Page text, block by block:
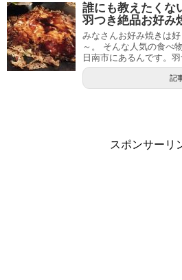
誰にも教えたくな
羽つき絶品お好み
みなさんお好み焼きは
～。 そんな人気の食べ
日南市にあるんです。羽
記
スポンサーリ